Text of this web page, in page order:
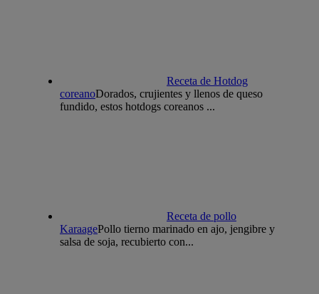
Receta de Hotdog
coreanoDorados, crujientes y llenos de queso
fundido, estos hotdogs coreanos ...
Receta de pollo
KaraagePollo tierno marinado en ajo, jengibre y
salsa de soja, recubierto con...